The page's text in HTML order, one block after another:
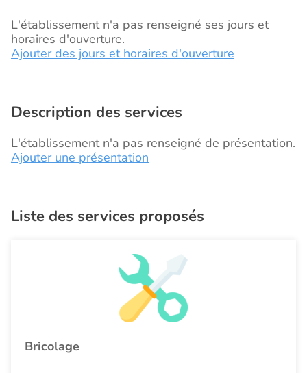
L'établissement n'a pas renseigné ses jours et
horaires d'ouverture.
Ajouter des jours et horaires d'ouverture
Description des services
L'établissement n'a pas renseigné de présentation.
Ajouter une présentation
Liste des services proposés
Bricolage